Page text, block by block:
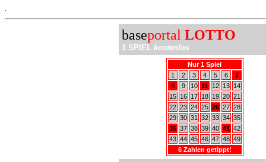
baseportal LOTTO
1 SPIEL kostenlos
Nur 1 Spiel
1
2 3 4 5 6
7
8
9 10 11 12 13
14
15
16 17 18 19 20 21
22 23 24 25 26 27 28
29 30 31 32 33 34 35
36 37 38 39 40 41 42
43 44 45 46 47 48 49
6 Zahlen getippt!